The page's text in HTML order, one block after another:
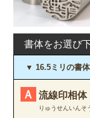
書体をお選び
▼ 16.5ミリの書
Ａ 流線印相体
りゅうせんいんそ